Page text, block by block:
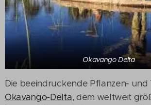
Okavango Delta
Die beeindruckende Pflanzen- und
Okavango-Delta, dem weltweit